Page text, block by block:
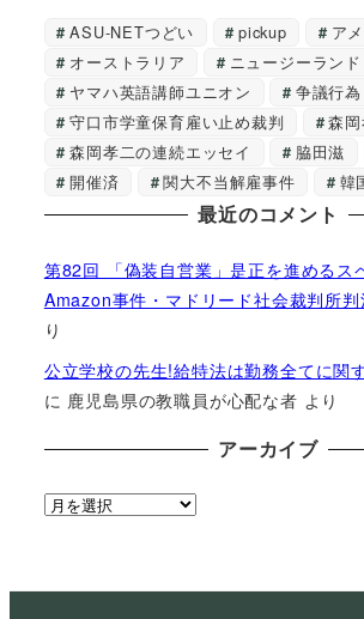
ASU-NETつどい pickup
ア
オーストラリア
ニュージーランド
ヤマハ英語講師ユニオン
争議行為
守口市学童保育雇い止め裁判
森
森岡孝二の連続エッセイ
脇田滋
開催済
関大不当解雇事件 韓
最近のコメント
第82回 「偽装自営業」是正を進めるス
Amazon事件・マドリード社会裁判所判
り
公立学校の先生!給特法は勤務全てに関
に 鹿児島県の教職員が心配な者 より
アーカイブ
ア
イ